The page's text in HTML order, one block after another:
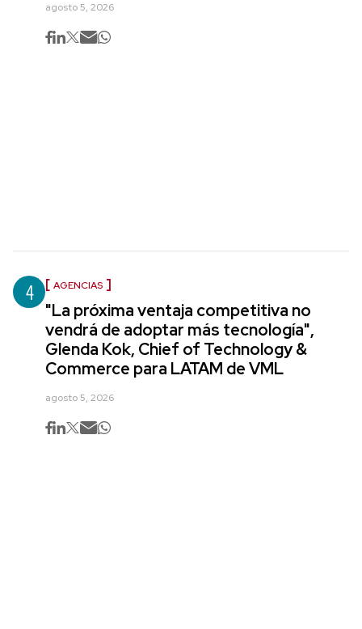
agosto 5, 2026
4 AGENCIAS
"La próxima ventaja competitiva no
vendrá de adoptar más tecnología",
Glenda Kok, Chief of Technology &
Commerce para LATAM de VML
agosto 5, 2026